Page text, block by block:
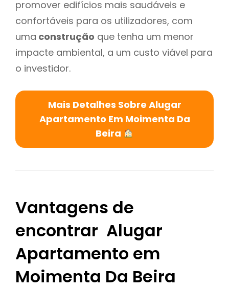
promover edifícios mais saudáveis e
confortáveis para os utilizadores, com
uma construção que tenha um menor
impacte ambiental, a um custo viável para
o investidor.
Mais Detalhes Sobre Alugar
Apartamento Em Moimenta Da
Beira
Vantagens de
encontrar Alugar
Apartamento em
Moimenta Da Beira